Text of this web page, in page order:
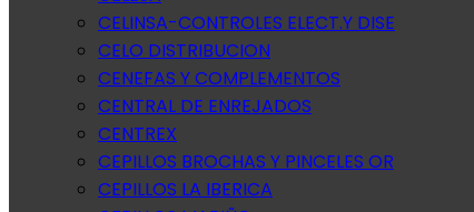
CELINSA-CONTROLES ELECT.Y DISE
CELO DISTRIBUCION
CENEFAS Y COMPLEMENTOS
CENTRAL DE ENREJADOS
CENTREX
CEPILLOS BROCHAS Y PINCELES OR
CEPILLOS LA IBERICA